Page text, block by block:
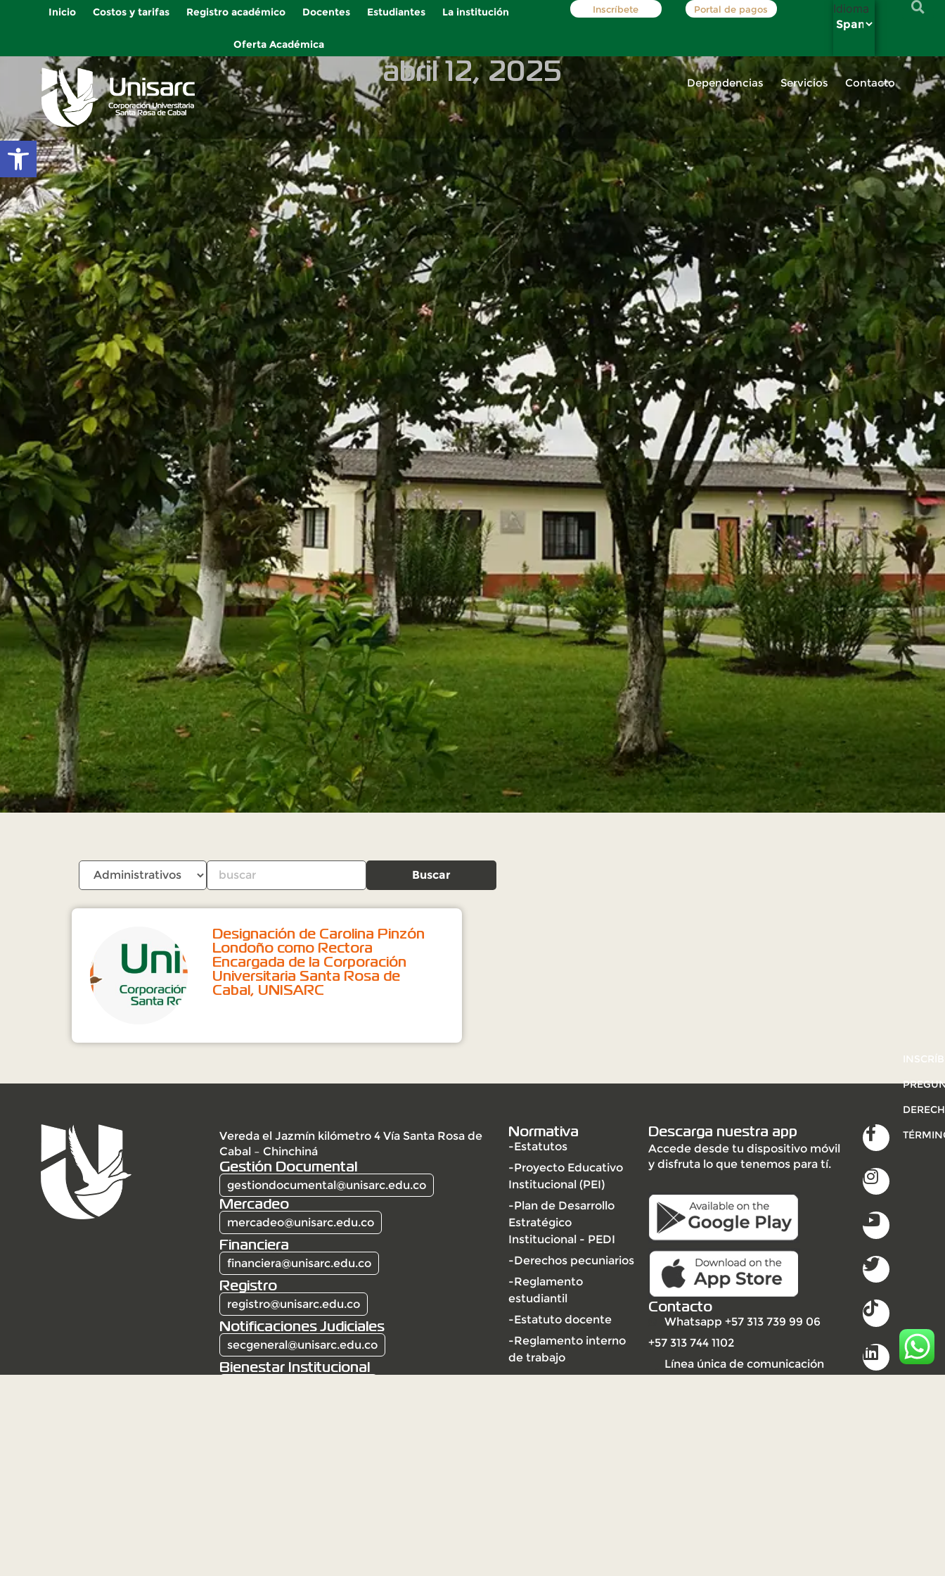
Abrir barra de herramientas
Inicio Costos y tarifas Registro académico Docentes Estudiantes La institución
Oferta Académica
Inscríbete Portal de pagos Idioma
Dependencias Servicios Contacto
abril 12, 2025
Buscar
Designación de Carolina Pinzón
Londoño como Rectora
Encargada de la Corporación
Universitaria Santa Rosa de
Cabal, UNISARC
Vereda el Jazmín kilómetro 4 Vía Santa Rosa de
Cabal – Chinchiná
Gestión Documental
gestiondocumental@unisarc.edu.co
Mercadeo
mercadeo@unisarc.edu.co
Financiera
financiera@unisarc.edu.co
Registro
registro@unisarc.edu.co
Notificaciones Judiciales
secgeneral@unisarc.edu.co
Bienestar Institucional
Normativa
-Estatutos
-Proyecto Educativo
Institucional (PEI)
-Plan de Desarrollo
Estratégico
Institucional - PEDI
-Derechos pecuniarios
-Reglamento
estudiantil
-Estatuto docente
-Reglamento interno
de trabajo
Descarga nuestra app
Accede desde tu dispositivo móvil
y disfruta lo que tenemos para tí.
Contacto
Whatsapp +57 313 739 99 06
+57 313 744 1102
Línea única de comunicación